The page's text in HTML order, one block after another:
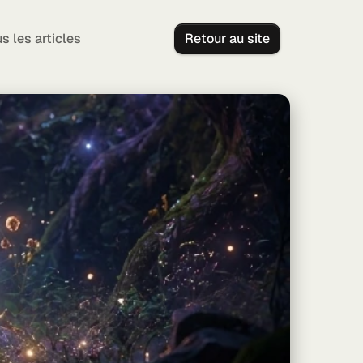
les articles Retour au site